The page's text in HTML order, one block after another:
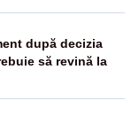
după decizia
să revină la